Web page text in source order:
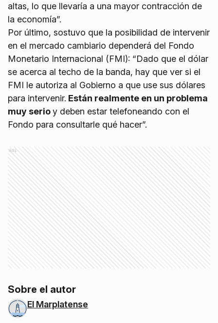
altas, lo que llevaría a una mayor contracción de
la economía”.
Por último, sostuvo que la posibilidad de intervenir
en el mercado cambiario dependerá del Fondo
Monetario Internacional (FMI): “Dado que el dólar
se acerca al techo de la banda, hay que ver si el
FMI le autoriza al Gobierno a que use sus dólares
para intervenir. Están realmente en un problema
muy serioy deben estar telefoneando con el
Fondo para consultarle qué hacer”.
Ads
Sobre el autor
El Marplatense